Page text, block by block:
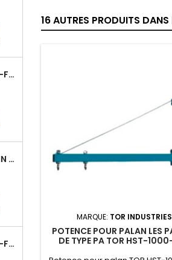
CHARIOT À PLATE-FORME TOR HT 300
TIMON POUR PATIN ROULEUR CRA-4/6/8
CHARIOT À PLATE-FORME TOR PH 300KG
16 AUTRES PRODUITS
MARQUE: TOR INDUSTRIES
POTENCE POUR PALAN LES
DE TYPE PA TOR HST-